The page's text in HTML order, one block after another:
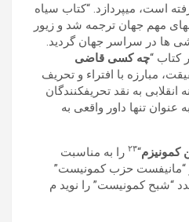
است، میپردازد. “کتاب سياه
مھم جھان ترجمه شد و زيور
ھا در سراسر جھان گرديد.
کتاب “چه کسی قاضی
مبارزه با افتراء و تحريف
انقلابی به نقد تحريفکنندگان
عنوان تنھا داور واقعی به
کمونيزم“٢٣ را به مناسبت
“مانيفست حزب کمونيست”
“شبح کمونيست” را نويد م